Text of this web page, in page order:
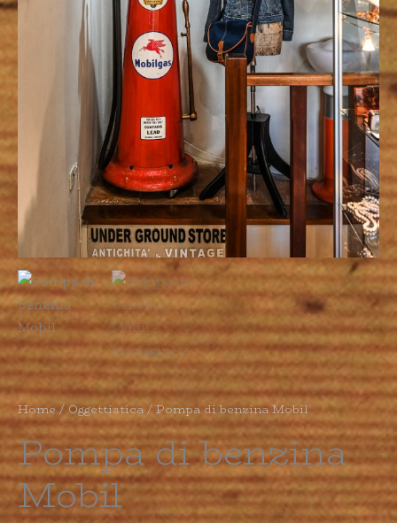
Home/Oggettistica / Pompa di benzina Mobil
Pompa di benzina
Mobil